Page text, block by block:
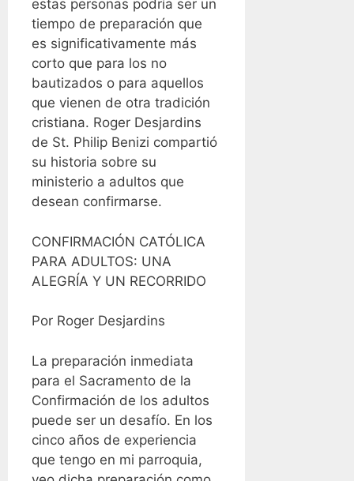
estas personas podría ser un
tiempo de preparación que
es significativamente más
corto que para los no
bautizados o para aquellos
que vienen de otra tradición
cristiana. Roger Desjardins
de St. Philip Benizi compartió
su historia sobre su
ministerio a adultos que
desean confirmarse.
CONFIRMACIÓN CATÓLICA
PARA ADULTOS: UNA
ALEGRÍA Y UN RECORRIDO
Por Roger Desjardins
La preparación inmediata
para el Sacramento de la
Confirmación de los adultos
puede ser un desafío. En los
cinco años de experiencia
que tengo en mi parroquia,